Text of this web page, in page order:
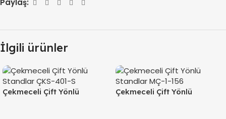
Paylaş:
İlgili ürünler
Çekmeceli Çift Yönlü
Çekmeceli Çift Yönlü